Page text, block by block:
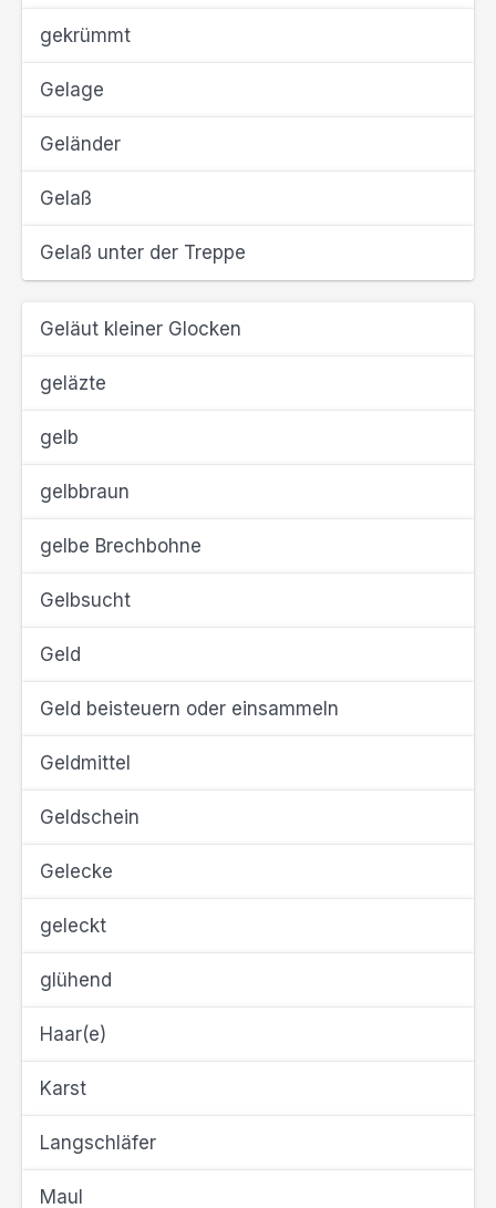
gekrümmt
Gelage
Geländer
Gelaß
Gelaß unter der Treppe
Geläut kleiner Glocken
geläzte
gelb
gelbbraun
gelbe Brechbohne
Gelbsucht
Geld
Geld beisteuern oder einsammeln
Geldmittel
Geldschein
Gelecke
geleckt
glühend
Haar(e)
Karst
Langschläfer
Maul